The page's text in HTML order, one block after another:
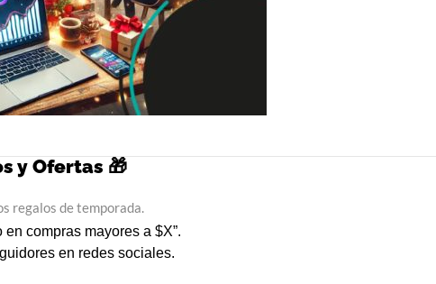
y Ofertas 🎁
regalos de temporada.
en compras mayores a $X”.
en redes sociales.